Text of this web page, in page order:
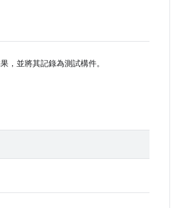
，並將其記錄為測試構件。